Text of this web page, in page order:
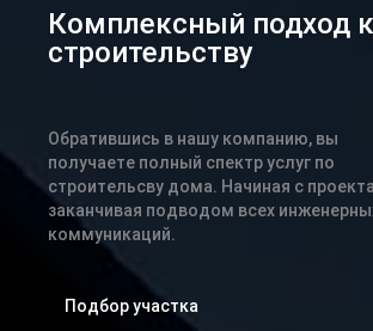
Комплексный подход к
строительству
Обратившись в нашу компанию, вы
получаете полный спектр услуг по
строительсву дома. Начиная с
заканчивая подводом всех
коммуникаций.
Подбор участка